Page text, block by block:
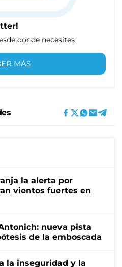
donde necesites
MÁS
la alerta por
vientos fuertes en
nueva pista
de la emboscada
la inseguridad y la